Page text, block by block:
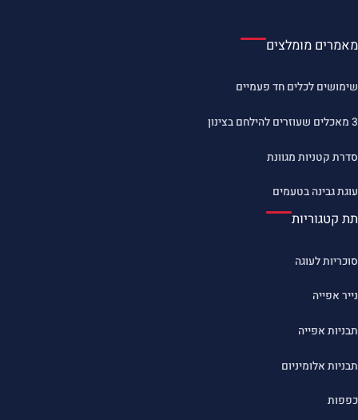
מאמרים מומלצים
שימושים לכלים חד פעמיים
3 מאכלים שעוזרים להילחם בצינון
סדרת קטניות מגוונת
עוגת גבינה בטעמים
תת קטגוריות
סוכריות לעוגה
נייר אפייה
תבניות אפייה
תבניות אלומיניום
כפפות